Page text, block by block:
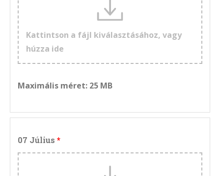
Kattintson a fájl kiválasztásához, vagy
húzza ide
Maximális méret: 25 MB
07 Július